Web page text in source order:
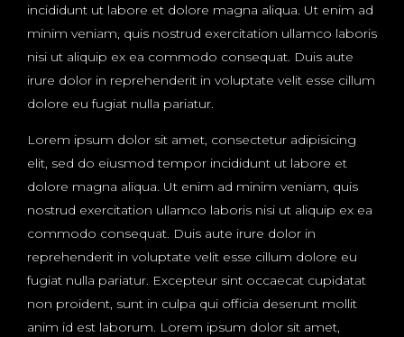
incididunt ut labore et dolore magna aliqua. Ut enim ad
minim veniam, quis nostrud exercitation ullamco laboris
nisi ut aliquip ex ea commodo consequat. Duis aute
irure dolor in reprehenderit in voluptate velit esse cillum
dolore eu fugiat nulla pariatur.
Lorem ipsum dolor sit amet, consectetur adipisicing
elit, sed do eiusmod tempor incididunt ut labore et
dolore magna aliqua. Ut enim ad minim veniam, quis
nostrud exercitation ullamco laboris nisi ut aliquip ex ea
commodo consequat. Duis aute irure dolor in
reprehenderit in voluptate velit esse cillum dolore eu
fugiat nulla pariatur. Excepteur sint occaecat cupidatat
non proident, sunt in culpa qui officia deserunt mollit
anim id est laborum. Lorem ipsum dolor sit amet,